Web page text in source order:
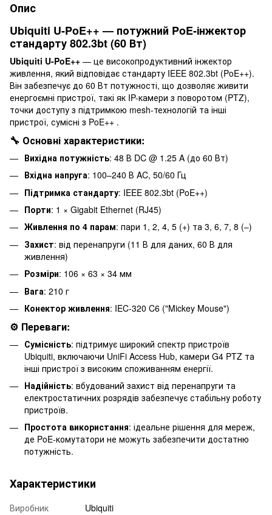
Опис
Ubiquiti U-PoE++ — потужний PoE-інжектор
стандарту 802.3bt (60 Вт)
Ubiquiti U-PoE++ — це високопродуктивний інжектор
живлення, який відповідає стандарту IEEE 802.3bt (PoE++).
Він забезпечує до 60 Вт потужності, що дозволяє живити
енергоємні пристрої, такі як IP-камери з поворотом (PTZ),
точки доступу з підтримкою mesh-технологій та інші
пристрої, сумісні з PoE++ .
🔧 Основні характеристики:
Вихідна потужність: 48 В DC @ 1.25 A (до 60 Вт)
Вхідна напруга: 100–240 В AC, 50/60 Гц
Підтримка стандарту: IEEE 802.3bt (PoE++)
Порти: 1 × Gigabit Ethernet (RJ45)
Живлення по 4 парам: пари 1, 2, 4, 5 (+) та 3, 6, 7, 8 (–)
Захист: від перенапруги (11 В для даних, 60 В для
живлення)
Розміри: 106 × 63 × 34 мм
Вага: 210 г
Конектор живлення: IEC-320 C6 ("Mickey Mouse")
⚙️ Переваги:
Сумісність: підтримує широкий спектр пристроїв
Ubiquiti, включаючи UniFi Access Hub, камери G4 PTZ та
інші пристрої з високим споживанням енергії.
Надійність: вбудований захист від перенапруги та
електростатичних розрядів забезпечує стабільну роботу
пристроїв.
Простота використання: ідеальне рішення для мереж,
де PoE-комутатори не можуть забезпечити достатню
потужність.
Характеристики
Виробник
Ubiquiti